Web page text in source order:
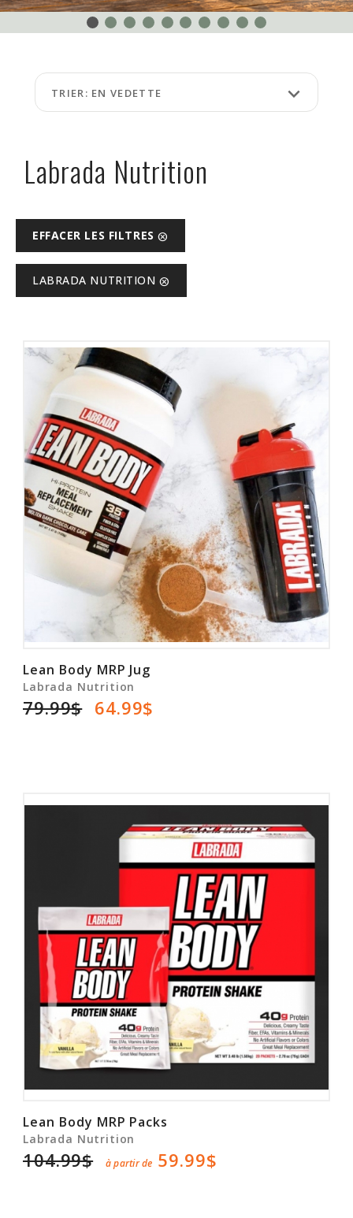
TRIER: EN VEDETTE keyboard_arrow_down
Labrada Nutrition
EFFACER LES FILTREScancel
LABRADA NUTRITIONcancel
Lean Body MRP Jug
Labrada Nutrition
79.99$ 64.99$
Lean Body MRP Packs
Labrada Nutrition
104.99$ à partir de 59.99$
ÉVÉNEMENTS
PROPOS
FAQ
CONDITIONS